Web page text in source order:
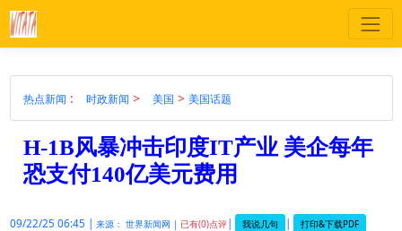
热点新闻 : 时政新闻 > 美国 > 美国话题
H-1B风暴冲击印度IT产业 美企每年
恐支付140亿美元费用
09/22/25 06:45 | 来源： 世界新闻网 | 已有(0)点评| 我说几句 | 打印&下载PDF